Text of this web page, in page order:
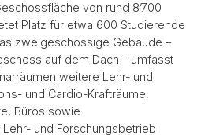
von rund 8’700
Platz für etwa 600 Studierende
zweigeschossige Gebäude –
auf dem Dach – umfasst
weitere Lehr- und
und Cardio-Krafträume,
Büros sowie
und Forschungsbetrieb